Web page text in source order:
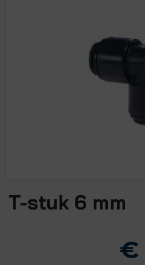
T-stuk 6 mm
€